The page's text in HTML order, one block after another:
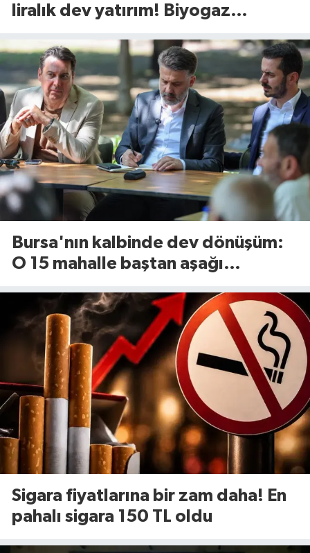
liralık dev yatırım! Biyogaz
yükseliyor
Bursa'nın kalbinde dev dönüşüm:
O 15 mahalle baştan aşağı
Sigara fiyatlarına bir zam daha! En
pahalı sigara 150 TL oldu